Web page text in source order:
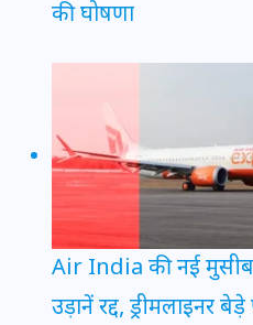
की घोषणा
Air India की नई
उड़ानें रद्द, ड्रीमलाइनर